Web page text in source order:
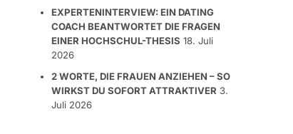
EXPERTENINTERVIEW: EIN DATING
COACH BEANTWORTET DIE FRAGEN
EINER HOCHSCHUL-THESIS 18. Juli
2026
2 WORTE, DIE FRAUEN ANZIEHEN – SO
WIRKST DU SOFORT ATTRAKTIVER 3.
Juli 2026